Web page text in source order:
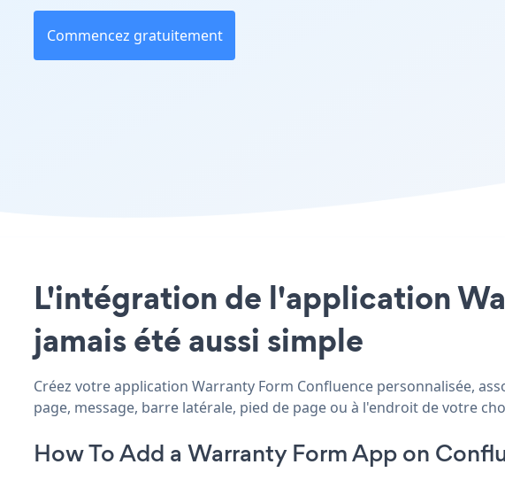
Commencez gratuitement
L'intégration de l'application
jamais été aussi simple
Créez votre application Warranty Form Confluence personnalisée,
page, message, barre latérale, pied de page ou à l'endroit de votre
How To Add a Warranty Form App on